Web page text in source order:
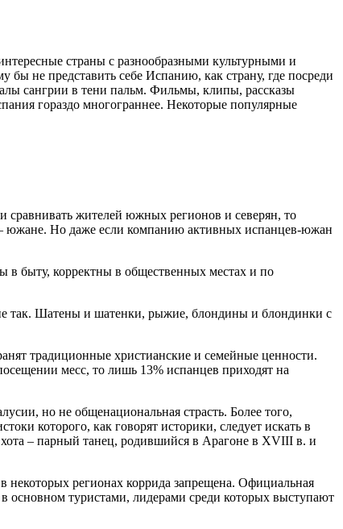
страны с разнообразными культурными и
не представить себе Испанию, как страну, где посреди
сангрии в тени пальм. Фильмы, клипы, рассказы
гораздо многограннее. Некоторые популярные
сравнивать жителей южных регионов и северян, то
южане. Но даже если компанию активных испанцев-южан
быту, корректны в общественных местах и по
так. Шатены и шатенки, рыжие, блондины и блондинки с
традиционные христианские и семейные ценности.
месс, то лишь 13% испанцев приходят на
но не общенациональная страсть. Более того,
которого, как говорят историки, следует искать в
– парный танец, родившийся в Арагоне в XVIII в. и
регионах коррида запрещена. Официальная
основном туристами, лидерами среди которых выступают